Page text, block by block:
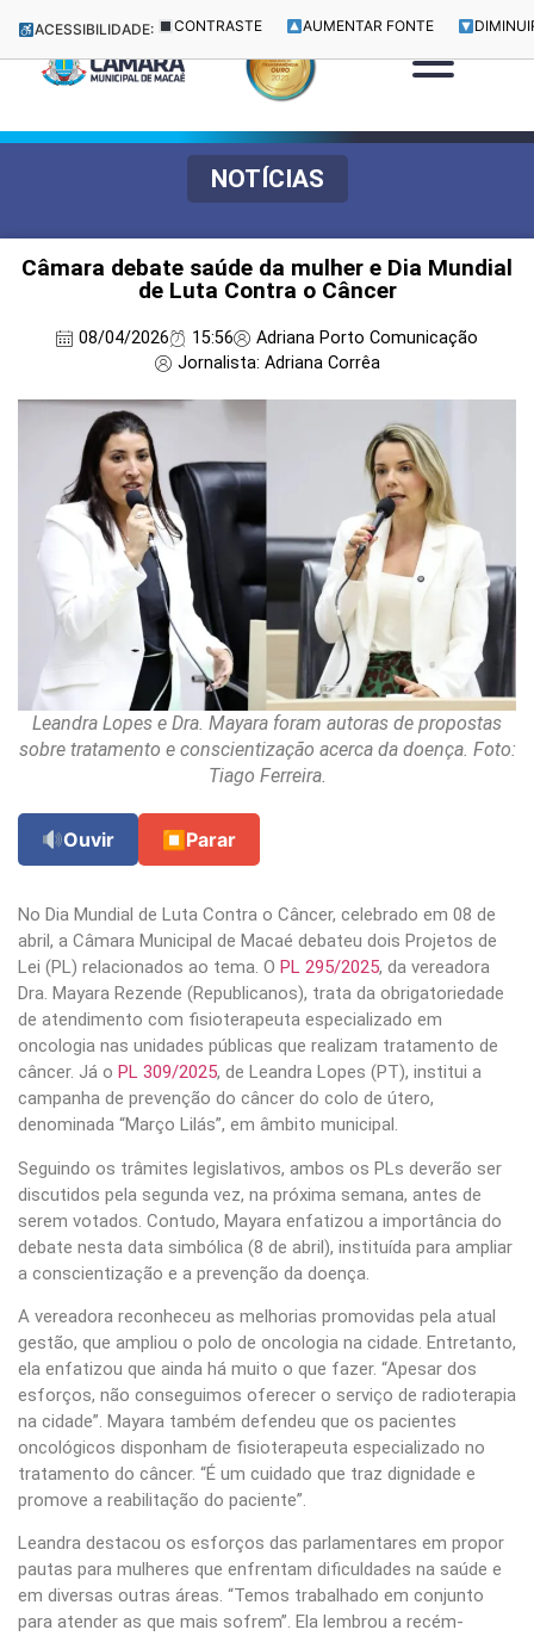
ACESSIBILIDADE: CONTRASTE AUMENTAR FONTE
NOTÍCIAS
Câmara debate saúde da mulher e Dia Mundial
de Luta Contra o Câncer
08/04/2026 15:56
Adriana Porto Comunicação
Jornalista: Adriana Corrêa
Leandra Lopes e Dra. Mayara foram autoras de propostas
sobre tratamento e conscientização acerca da doença. Foto:
Tiago Ferreira.
Ouvir ⏹ Parar
No Dia Mundial de Luta Contra o Câncer, celebrado em 08 de
abril, a Câmara Municipal de Macaé debateu dois Projetos de
Lei (PL) relacionados ao tema. O PL 295/2025, da vereadora
Dra. Mayara Rezende (Republicanos), trata da obrigatoriedade
de atendimento com fisioterapeuta especializado em
oncologia nas unidades públicas que realizam tratamento de
câncer. Já o PL 309/2025, de Leandra Lopes (PT), institui a
campanha de prevenção do câncer do colo de útero,
denominada “Março Lilás”, em âmbito municipal.
Seguindo os trâmites legislativos, ambos os PLs deverão ser
discutidos pela segunda vez, na próxima semana, antes de
serem votados. Contudo, Mayara enfatizou a importância do
debate nesta data simbólica (8 de abril), instituída para ampliar
a conscientização e a prevenção da doença.
A vereadora reconheceu as melhorias promovidas pela atual
gestão, que ampliou o polo de oncologia na cidade. Entretanto,
ela enfatizou que ainda há muito o que fazer. “Apesar dos
esforços, não conseguimos oferecer o serviço de radioterapia
na cidade”. Mayara também defendeu que os pacientes
oncológicos disponham de fisioterapeuta especializado no
tratamento do câncer. “É um cuidado que traz dignidade e
promove a reabilitação do paciente”.
Leandra destacou os esforços das parlamentares em propor
pautas para mulheres que enfrentam dificuldades na saúde e
em diversas outras áreas. “Temos trabalhado em conjunto
para atender as que mais sofrem”. Ela lembrou a recém-